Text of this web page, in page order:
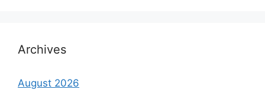
Archives
August 2026